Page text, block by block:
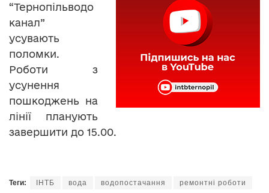
“Тернопільводо
канал”
усувають
поломки.
Роботи з
усунення
пошкоджень на
лінії планують
завершити до 15.00.
Теги: ІНТБ вода водопостачання ремонтні роботи